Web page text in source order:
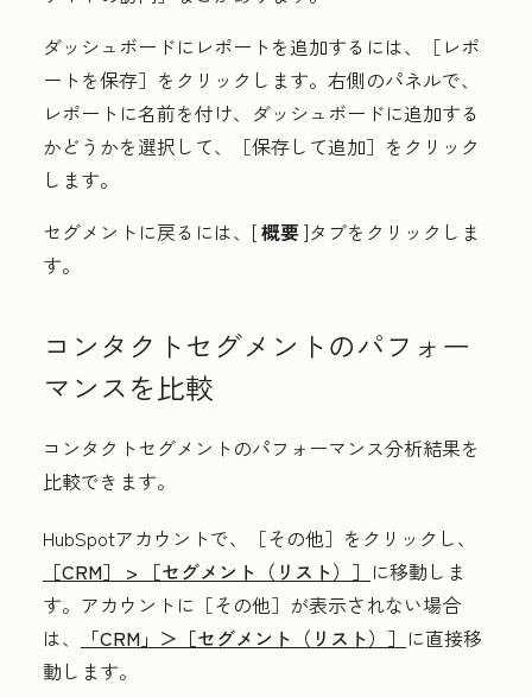
ダッシュボードにレポートを追加するには、
［レポ
ートを保存］をクリックします。右側のパネルで、
レポートに名前を付け、ダッシュボードに追加する
かどうかを選択して、
［保存して追加］をクリック
します。
セグメントに戻るには、[概要]タブをクリックしま
す。
コンタクトセグメントのパフォー
マンスを比較
コンタクトセグメントのパフォーマンス分析結果を
比較できます。
HubSpotアカウントで、
［その他］をクリックし、
［CRM］ >
［セグメント（リスト）］ に移動しま
す。アカウントに ［その他］が表示されない場合
は、
「CRM」＞ ［セグメント（リスト）］ に直接移
動します。